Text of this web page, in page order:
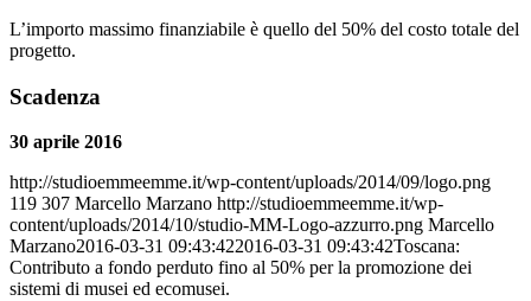
L’importo massimo finanziabile è quello del 50% del costo totale del
progetto.
Scadenza
30 aprile 2016
http://studioemmeemme.it/wp-content/uploads/2014/09/logo.png
119 307 Marcello Marzano http://studioemmeemme.it/wp-
content/uploads/2014/10/studio-MM-Logo-azzurro.png Marcello
Marzano2016-03-31 09:43:422016-03-31 09:43:42Toscana:
Contributo a fondo perduto fino al 50% per la promozione dei
sistemi di musei ed ecomusei.